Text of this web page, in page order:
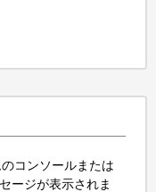
コンソールまたは
ージが表示されま